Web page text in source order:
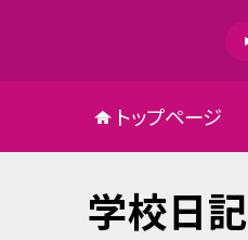
トップページ
学校日記